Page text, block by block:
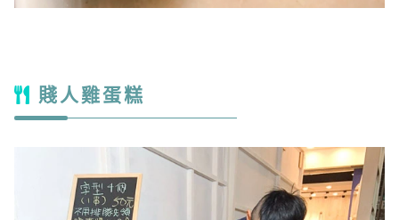
賤人雞蛋糕